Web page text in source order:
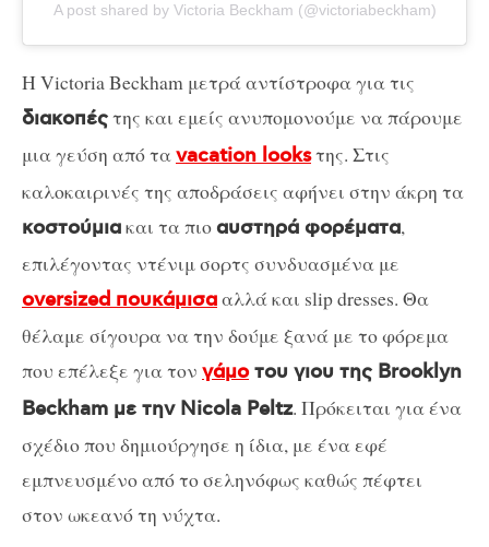
A post shared by Victoria Beckham (@victoriabeckham)
H Victoria Beckham μετρά αντίστροφα για τις
διακοπέςτης και εμείς ανυπομονούμε να πάρουμε
μια γεύση από ταvacation looksτης. Στις
καλοκαιρινές της αποδράσεις αφήνει στην άκρη τα
κοστούμιακαι τα πιοαυστηρά φορέματα,
επιλέγοντας ντένιμ σορτς συνδυασμένα με
oversized πουκάμισααλλά και slip dresses. Θα
θέλαμε σίγουρα να την δούμε ξανά με το φόρεμα
που επέλεξε για τον γάμοτου γιου της Brooklyn
Beckham με την Nicola Peltz. Πρόκειται για ένα
σχέδιο που δημιούργησε η ίδια, με ένα εφέ
εμπνευσμένο από το σεληνόφως καθώς πέφτει
στον ωκεανό τη νύχτα.